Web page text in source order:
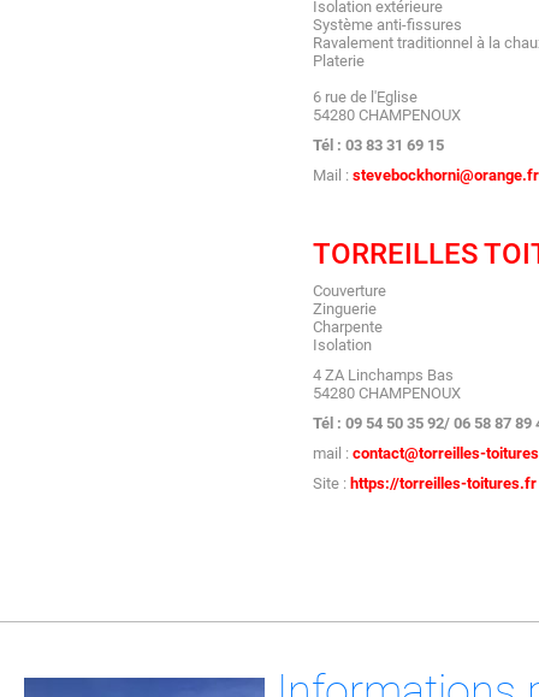
Isolation extérieure
Système anti-fissures
Ravalement traditionnel à la
Platerie
6 rue de l'Eglise
54280 CHAMPENOUX
Tél : 03 83 31 69 15
Mail : stevebockhorni@orange.fr
TORREILLES
Couverture
Zinguerie
Charpente
Isolation
4 ZA Linchamps Bas
54280 CHAMPENOUX
Tél : 09 54 50 35 92/ 06 58 87 89
mail : contact@torreilles-
Site : https://torreilles-toitures.fr